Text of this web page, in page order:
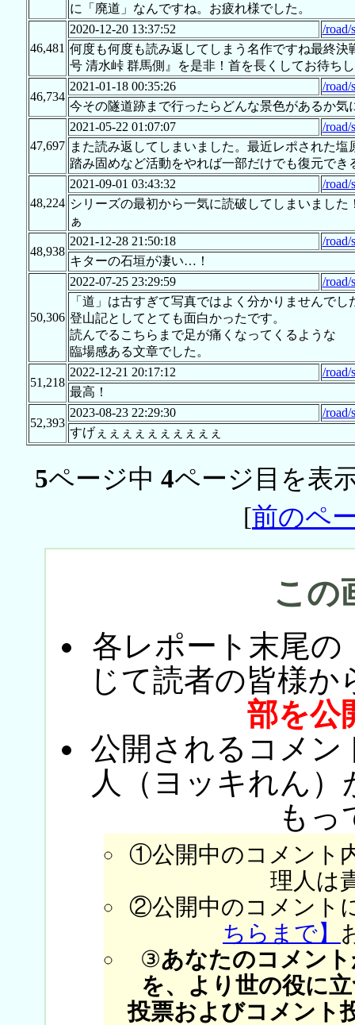
に「廃道」なんですね。お疲れ様でした。
46,481
2020-12-20 13:37:52
/road/
何度も何度も読み返してしまう名作ですね最終
号 清水峠 群馬側』を是非！首を長くしてお待ち
46,734
2021-01-18 00:35:26
/road/
今その隧道跡まで行ったらどんな景色があるか気
47,697
2021-05-22 01:07:07
/road/
また読み返してしまいました。最近レポされた
踏み固めなど活動をやれば一部だけでも復元でき
48,224
2021-09-01 03:43:32
/road/
シリーズの最初から一気に読破してしまいまし
ぁ
48,938
2021-12-28 21:50:18
/road/
キターの石垣が凄い…！
50,306
2022-07-25 23:29:59
/road/
「道」は古すぎて写真ではよく分かりませんでし
登山記としてとても面白かったです。
読んでるこちらまで足が痛くなってくるような
臨場感ある文章でした。
51,218
2022-12-21 20:17:12
/road/
最高！
52,393
2023-08-23 22:29:30
/road/
すげぇぇぇぇぇぇぇぇぇぇ
5ページ中 4ページ目を表
[前のペ
この
各レポート末尾の
じて読者の皆様か
部を公
公開されるコメン
人（ヨッキれん
もっ
①公開中のコメント
理人は
②公開中のコメント
ちらまで】
③あなたのコメン
を、より世の役に
投票およびコメント